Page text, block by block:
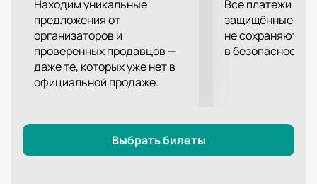
собственной подготовки и профессионализма.
Находим уникальные
предложения от
организаторов и
проверенных продавцов —
даже те, которых уже нет в
официальной продаже.
Все платежи
защищённые
не сохраняются
в безопасности.
Выбрать билеты